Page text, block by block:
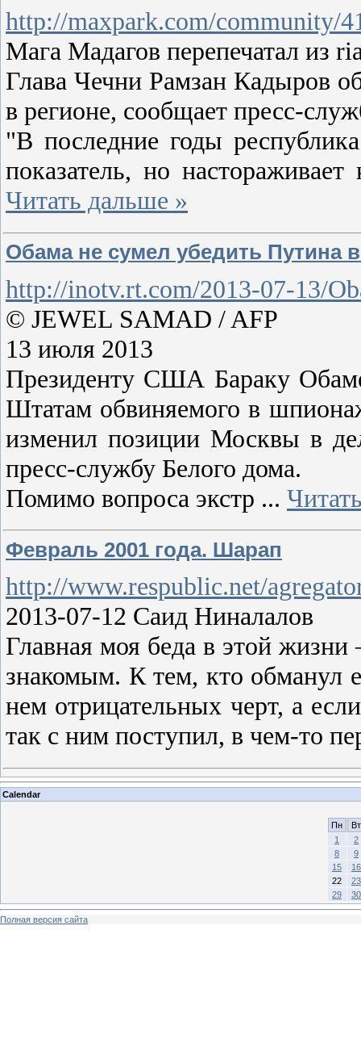
http://maxpark.com/community/
Мага Мадагов перепечатал из
Глава Чечни Рамзан Кадыров
в регионе, сообщает пресс-
"В последние годы
показатель, но
Читать дальше »
Обама не сумел убедить Путина
http://inotv.rt.com/2013-07-13/
© JEWEL SAMAD / AFP
13 июля 2013
Президенту США Бараку
Штатам обвиняемого в
изменил позиции Москвы в
пресс-службу Белого дома.
Помимо вопроса экстр ...
Февраль 2001 года. Шарап
http://www.respublic.net/
2013-07-12 Саид Ниналалов
Главная моя беда в этой
знакомым. К тем, кто обманул
нем отрицательных черт, а
так с ним поступил, в чем-то
Calendar
Пн
Вт
1
2
8
9
15
16
22
23
29
30
Полная версия сайта